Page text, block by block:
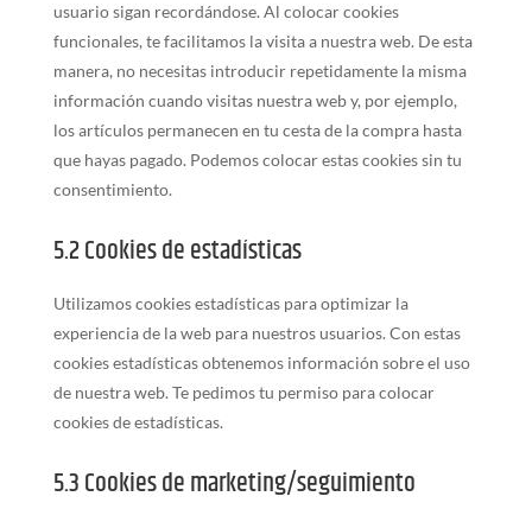
usuario sigan recordándose. Al colocar cookies
funcionales, te facilitamos la visita a nuestra web. De esta
manera, no necesitas introducir repetidamente la misma
información cuando visitas nuestra web y, por ejemplo,
los artículos permanecen en tu cesta de la compra hasta
que hayas pagado. Podemos colocar estas cookies sin tu
consentimiento.
5.2 Cookies de estadísticas
Utilizamos cookies estadísticas para optimizar la
experiencia de la web para nuestros usuarios. Con estas
cookies estadísticas obtenemos información sobre el uso
de nuestra web. Te pedimos tu permiso para colocar
cookies de estadísticas.
5.3 Cookies de marketing/seguimiento